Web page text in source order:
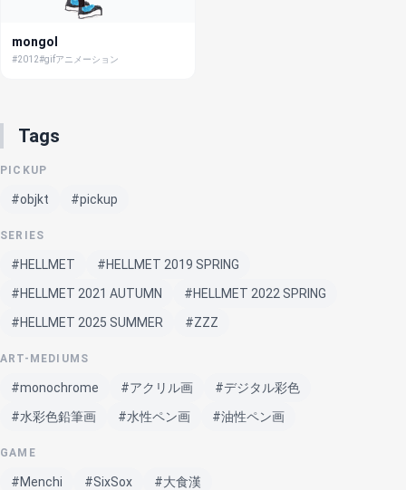
mongol
#2012#gifアニメーション
Tags
PICKUP
#objkt #pickup
SERIES
#HELLMET
#HELLMET 2019 SPRING
#HELLMET 2021 AUTUMN
#HELLMET 2022 SPRING
#HELLMET 2025 SUMMER
#ZZZ
ART-MEDIUMS
#monochrome #アクリル画
#デジタル彩色
#水彩色鉛筆画
#水性ペン画 #油性ペン画
GAME
#Menchi #SixSox #大食漢